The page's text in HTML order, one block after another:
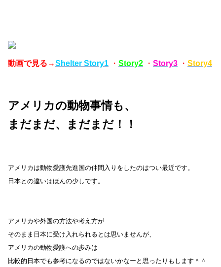
動画で見る→Shelter Story1 ・ Story2 ・ Story3 ・ Story4
アメリカの動物事情も、
まだまだ、まだまだ！！
アメリカは動物愛護先進国の仲間入りをしたのはつい最近です。
日本との違いはほんの少しです。
アメリカや外国の方法や考え方が
そのまま日本に受け入れられるとは思いませんが、
アメリカの動物愛護への歩みは
比較的日本でも参考になるのではないかなーと思ったりもします＾＾